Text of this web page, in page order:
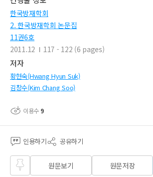
한국방재학회
2. 한국방재학회 논문집
11권6호
2011.12
117 - 122 (6 pages)
저자
황현숙(Hwang Hyun Suk)
김창수(Kim Chang Soo)
이용수9
인용하기 공유하기
즐겨
원문보기 원문저장